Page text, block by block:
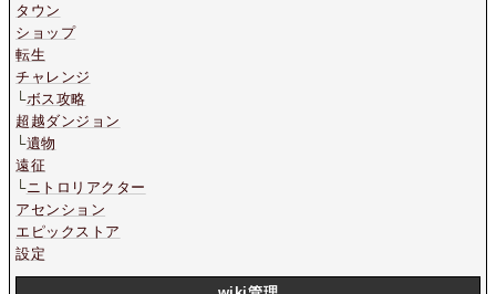
タウン
ショップ
転生
チャレンジ
└ボス攻略
超越ダンジョン
└遺物
遠征
└ニトロリアクター
アセンション
エピックストア
設定